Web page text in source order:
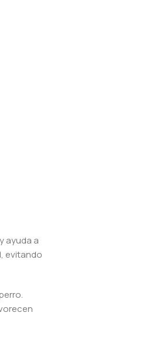
ayuda a
evitando